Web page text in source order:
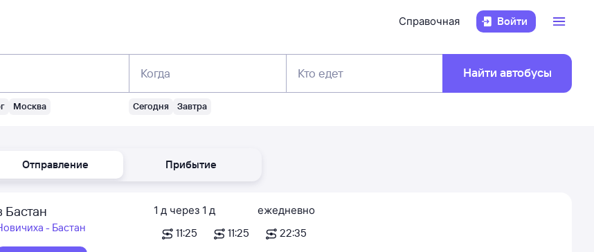
Справочная Войти
Москва
Когда
Сегодня Завтра
Кто едет Найти автобусы
Отправление Прибытие
Бастан
- Бастан
1 д через 1 д
11:25
11:25
ежедневно
22:35